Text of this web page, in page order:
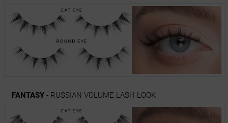
FANTASY- RUSSIAN VOLUME LASH LOOK